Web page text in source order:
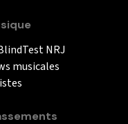
NRJ
musicales